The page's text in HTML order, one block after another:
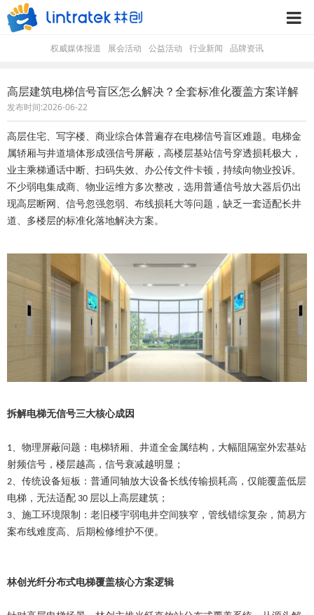
权威媒体报道 展会活动 公益活动 行业新闻 品牌资讯
高层建筑电梯信号盲区怎么解决？全套标准化覆盖方案详解
发布时间:2026-06-22
高层住宅、写字楼、商业综合体普遍存在电梯信号盲区难题。电梯金
属轿厢与井道墙体形成强信号屏蔽，高楼层基站信号穿透损耗极大，
业主乘梯通话中断、扫码失效、办公传文件卡顿，持续向物业投诉。
不少弱电集成商、物业运维方多次整改，选用普通信号放大器后仍出
现高层断网、信号忽强忽弱、布线损耗大等问题，缺乏一套适配长井
道、多楼层的标准化落地解决方案。
拆解电梯无信号三大核心成因
1、 物理屏蔽问题：电梯轿厢、井道全金属结构，大幅阻隔室外宏基站
射频信号，楼层越高，信号衰减越明显；
2、 传统设备短板：普通同轴放大设备长线传输损耗高，仅能覆盖低层
电梯，无法适配 30 层以上高层建筑；
3、 施工环境限制：老旧楼宇弱电井空间狭窄，管线错综复杂，简易方
案布线难度高、后期检修维护不便。
林创光纤分布式电梯覆盖核心方案逻辑